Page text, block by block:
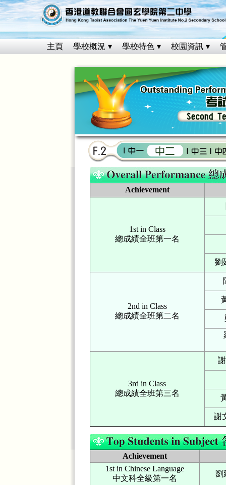
主頁 學校概況 學校特色 校園資訊
Achievement
1st in Class
總成績全班第一名
劉
2nd in Class
總成績全班第二名
3rd in Class
總成績全班第三名
謝
Achievement
1st in Chinese Language
中文科全級第一名
劉